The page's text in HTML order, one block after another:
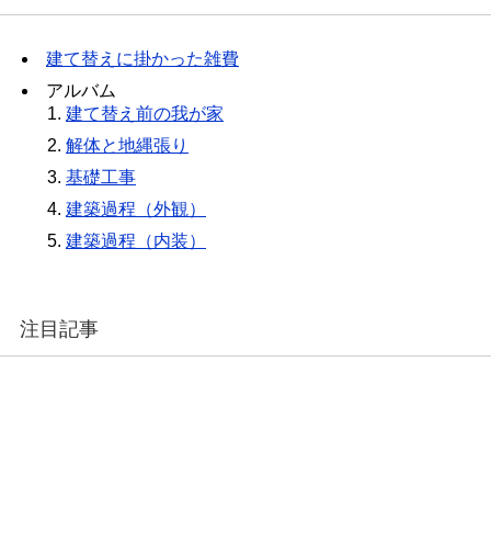
建て替えに掛かった雑費
アルバム
建て替え前の我が家
解体と地縄張り
基礎工事
建築過程（外観）
建築過程（内装）
注目記事